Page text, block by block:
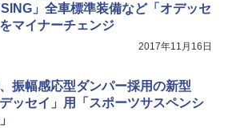
」全車標準装備など「オデッセ
マイナーチェンジ
2017年11月16日
振幅感応型ダンパー採用の新型
デッセイ」用「スポーツサスペンシ